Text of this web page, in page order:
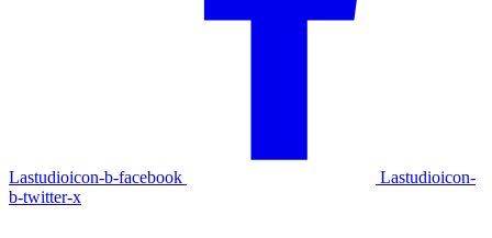
Lastudioicon-b-facebook
Lastudioicon-
b-twitter-x